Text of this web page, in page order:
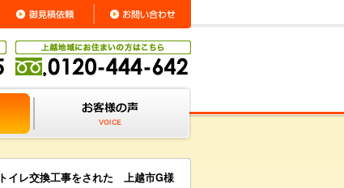
トイレ交換工事をされた 上越市G様